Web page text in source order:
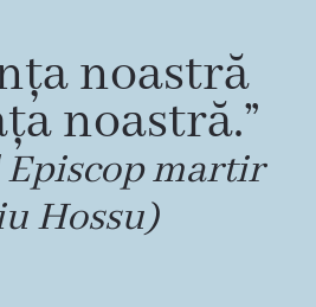
noastră
noastră.”
martir
Hossu)